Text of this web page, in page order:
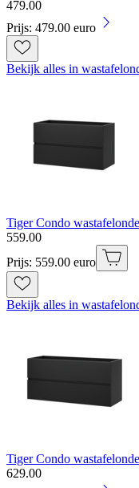
479.00
Prijs: 479.00 euro
Bekijk alles in
Tiger Condo
559.00
Prijs: 559.00 euro
Bekijk alles in
Tiger Condo
629.00